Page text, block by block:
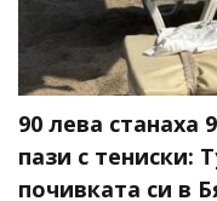
90 лева станаха
пази с тениски:
почивката си в